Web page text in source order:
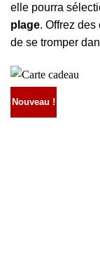
elle pourra
plage. Offrez des
de se tromper
Nouveau !